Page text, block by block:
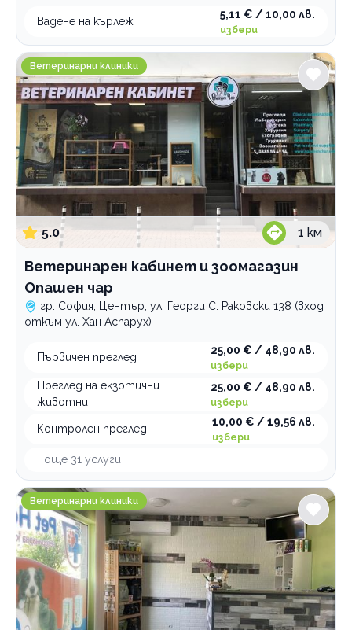
Вадене на кърлеж
5,11 € / 10,00 лв.
избери
Ветеринарен кабинет и зоомагазин Опашен чар
Ветеринарни клиники
5.0 1 км
Ветеринарен кабинет и зоомагазин
Опашен чар
гр. София, Център, ул. Георги С. Раковски 138 (вход
откъм ул. Хан Аспарух)
Първичен преглед
25,00 € / 48,90 лв.
избери
Преглед на екзотични
животни
25,00 € / 48,90 лв.
избери
Контролен преглед
10,00 € / 19,56 лв.
избери
+ още 31 услуги
Ветеринарна клиника Pet Help
Ветеринарни клиники
Груминг
По домовете